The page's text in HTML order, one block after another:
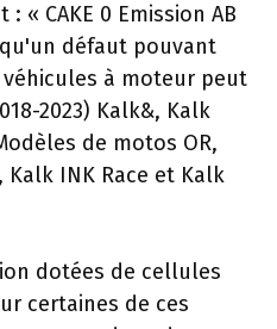
« CAKE 0 Emission AB
qu'un défaut pouvant
à moteur peut
2023) Kalk&, Kalk
de motos OR,
Kalk INK Race et Kalk
dotées de cellules
certaines de ces